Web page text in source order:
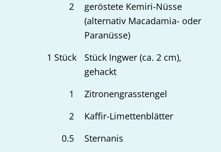
2
geröstete Kemiri-Nüsse
(alternativ Macadamia- oder
Paranüsse)
1 Stück
Stück Ingwer (ca. 2 cm),
gehackt
1
Zitronengrasstengel
2
Kaffir-Limettenblätter
0.5
Sternanis